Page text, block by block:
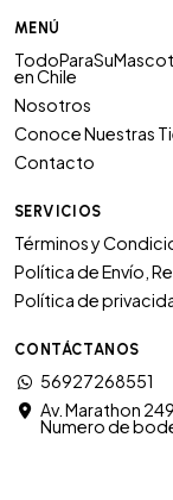
MENÚ
en Chile
Nosotros
Conoce Nuestras
Contacto
SERVICIOS
Términos y
Política de Envío,
Política de
CONTÁCTANOS
56927268551
Av. Marathon
Numero de